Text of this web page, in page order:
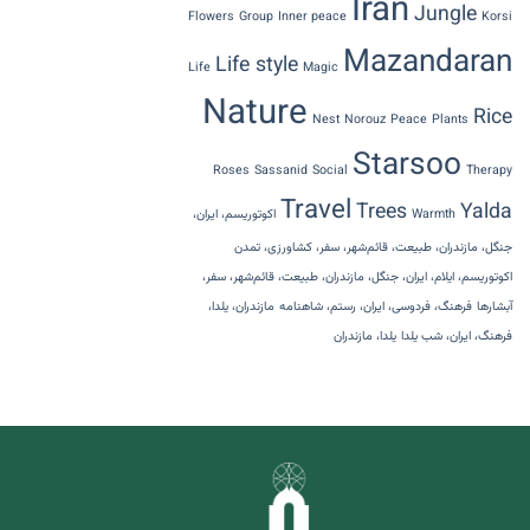
Flowers Group Inner peace IranJungle Korsi
Life Life style Magic Mazandaran
Nature Nest Norouz Peace Plants Rice
Roses Sassanid Social Starsoo Therapy
TravelTrees Warmth Yalda
اکوتوریسم، ایران،
جنگل، مازندران، طبیعت، قائم‌شهر، سفر، کشاورزی، تمدن
اکوتوریسم، ایلام، ایران، جنگل، مازندران، طبیعت، قائم‌شهر، سفر،
آبشارها فرهنگ، فردوسی، ایران، رستم، شاهنامه مازندران، یلدا،
فرهنگ، ایران، شب یلدا یلدا، مازندران